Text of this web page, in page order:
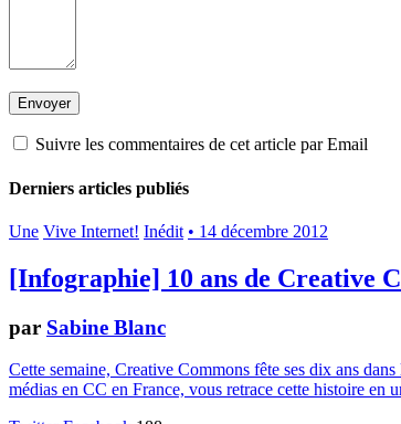
Suivre les commentaires de cet article par Email
Derniers articles publiés
Une Vive Internet! Inédit • 14 décembre 2012
[Infographie] 10 ans de Creative
par Sabine Blanc
Cette semaine, Creative Commons fête ses dix ans
médias en CC en France, vous retrace cette histoire en